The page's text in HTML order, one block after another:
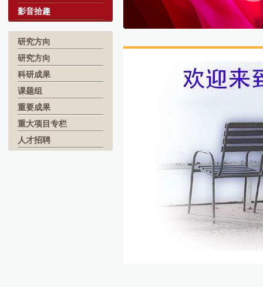
影音拾趣
研究方向
研究方向
科研成果
课题组
重要成果
重大项目专栏
人才招聘